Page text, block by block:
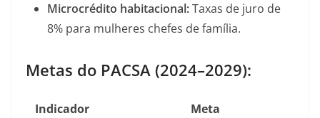
Microcrédito habitacional:Taxas de juro de
8% para mulheres chefes de família.
Metas do PACSA (2024–2029):
Indicador
Meta